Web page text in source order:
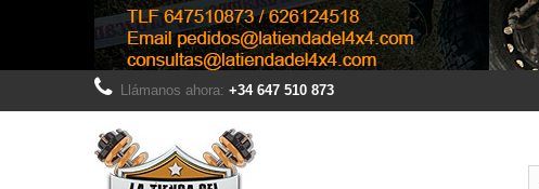
Llámanos ahora: +34 647 510 873